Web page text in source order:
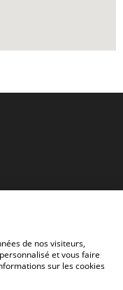
de nos visiteurs,
et vous faire
sur les cookies